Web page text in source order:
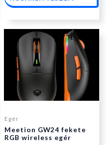
Egér
Meetion GW24 fekete
RGB wireless egér